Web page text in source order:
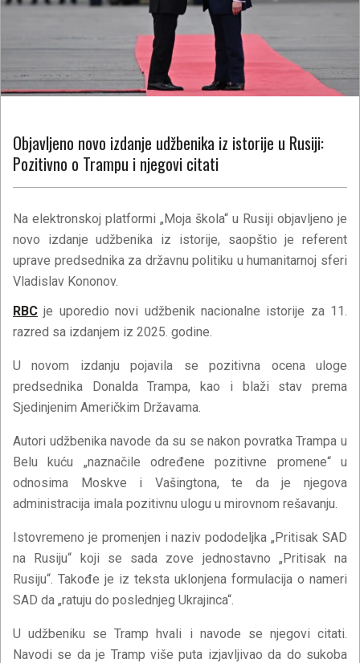
Objavljeno novo izdanje udžbenika iz istorije u Rusiji:
Pozitivno o Trampu i njegovi citati
Na elektronskoj platformi „Moja škola“ u Rusiji objavljeno je
novo izdanje udžbenika iz istorije, saopštio je referent
uprave predsednika za državnu politiku u humanitarnoj sferi
Vladislav Kononov.
RBC je uporedio novi udžbenik nacionalne istorije za 11.
razred sa izdanjem iz 2025. godine.
U novom izdanju pojavila se pozitivna ocena uloge
predsednika Donalda Trampa, kao i blaži stav prema
Sjedinjenim Američkim Državama.
Autori udžbenika navode da su se nakon povratka Trampa u
Belu kuću „naznačile određene pozitivne promene“ u
odnosima Moskve i Vašingtona, te da je njegova
administracija imala pozitivnu ulogu u mirovnom rešavanju.
Istovremeno je promenjen i naziv pododeljka „Pritisak SAD
na Rusiju“ koji se sada zove jednostavno „Pritisak na
Rusiju“. Takođe je iz teksta uklonjena formulacija o nameri
SAD da „ratuju do poslednjeg Ukrajinca“.
U udžbeniku se Tramp hvali i navode se njegovi citati.
Navodi se da je Tramp više puta izjavljivao da do sukoba